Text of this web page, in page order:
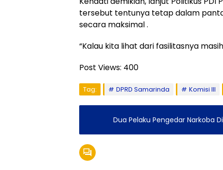
tersebut tentunya tetap dalam
secara maksimal .
“Kalau kita lihat dari fasilitasnya
Post Views: 400
Tag: DPRD Samarinda Komisi III
Dua Pelaku Pengedar Narkoba